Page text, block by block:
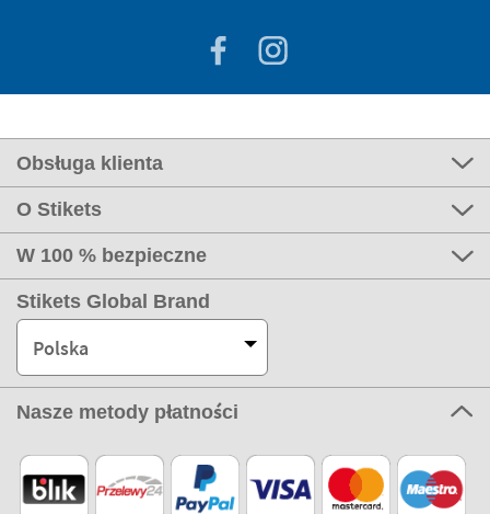
Obsługa klienta
O Stikets
W 100 % bezpieczne
Stikets Global Brand
Polska
Nasze metody płatności